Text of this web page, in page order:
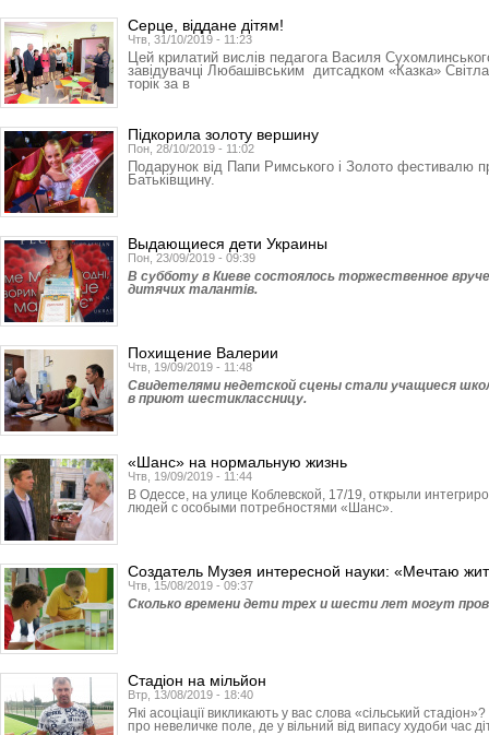
Серце, віддане дітям!
Чтв, 31/10/2019 - 11:23
Цей крилатий вислів педагога Василя
завідувачці Любашівським дитсадком «Казка»
торік за в
Підкорила золоту вершину
Пон, 28/10/2019 - 11:02
Подарунок від Папи Римського і Золото фестивалю
Батьківщину.
Выдающиеся дети Украины
Пон, 23/09/2019 - 09:39
В субботу в Киеве состоялось торжественное
дитячих талантів.
Похищение Валерии
Чтв, 19/09/2019 - 11:48
Свидетелями недетской сцены стали учащиеся
в приют шестиклассницу.
«Шанс» на нормальную жизнь
Чтв, 19/09/2019 - 11:44
В Одессе, на улице Коблевской, 17/19, открыли
людей с особыми потребностями «Шанс».
Создатель Музея интересной науки: «Мечтаю
Чтв, 15/08/2019 - 09:37
Сколько времени дети трех и шести лет могут
Стадіон на мільйон
Втр, 13/08/2019 - 18:40
Які асоціації викликають у вас слова «сільський
про невеличке поле, де у вільний від випасу худоби час